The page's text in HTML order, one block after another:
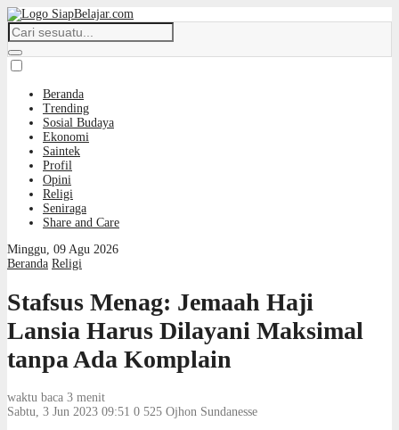
Beranda
Trending
Sosial Budaya
Ekonomi
Saintek
Profil
Opini
Religi
Seniraga
Share and Care
Minggu, 09 Agu 2026
Beranda Religi
Stafsus Menag: Jemaah Haji
Lansia Harus Dilayani Maksimal
tanpa Ada Komplain
waktu baca 3 menit
Sabtu, 3 Jun 2023 09:51 0 525 Ojhon Sundanesse